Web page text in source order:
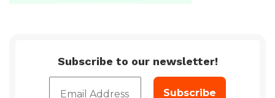
Subscribe to our newsletter!